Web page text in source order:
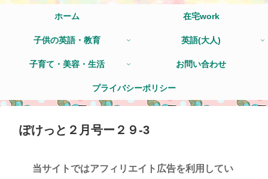
ホーム 在宅work
子供の英語・教育 英語(大人)
子育て・美容・生活 お問い合わせ
プライバシーポリシー
ぽけっと２月号ー２９-3
当サイトではアフィリエイト広告を利用してい